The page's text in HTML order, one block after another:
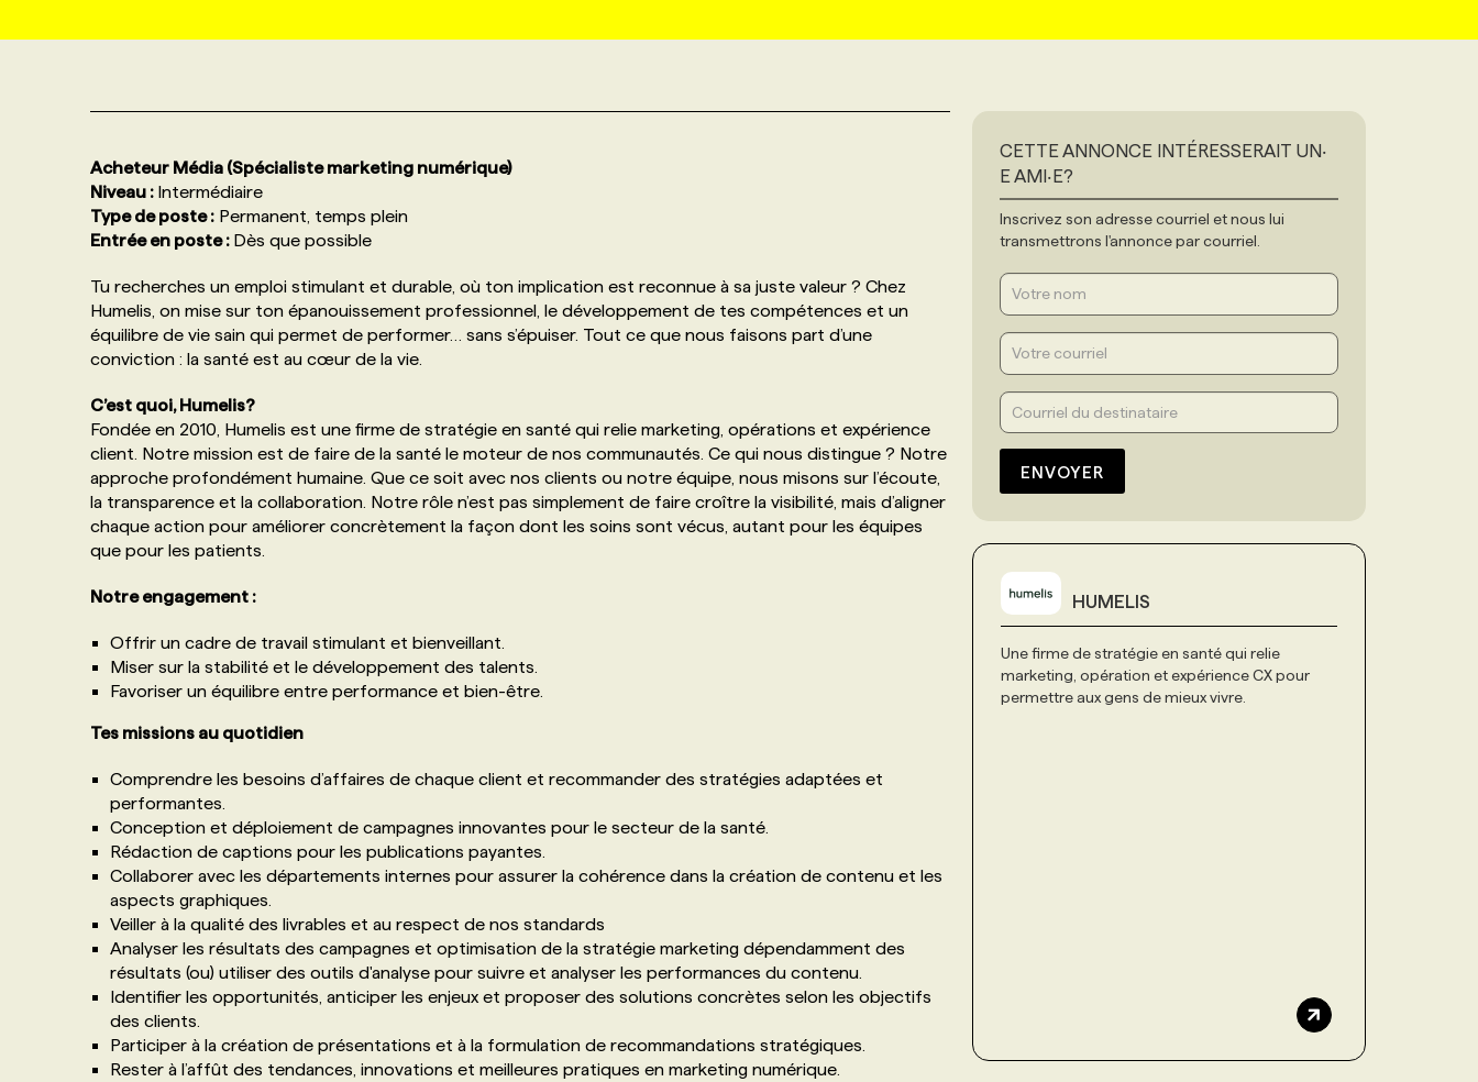
FAQ
ANNONCEZ AVEC NOUS
Acheteur Média (Spécialiste marketing numérique)
Niveau : Intermédiaire
Type de poste : Permanent, temps plein
Entrée en poste : Dès que possible
Tu recherches un emploi stimulant et durable, où ton implication est reconnue à sa juste valeur ? Chez
Humelis, on mise sur ton épanouissement professionnel, le développement de tes compétences et un
équilibre de vie sain qui permet de performer… sans s’épuiser. Tout ce que nous faisons part d’une
conviction : la santé est au cœur de la vie.
C’est quoi, Humelis?
Fondée en 2010, Humelis est une firme de stratégie en santé qui relie marketing, opérations et expérience
client. Notre mission est de faire de la santé le moteur de nos communautés. Ce qui nous distingue ? Notre
approche profondément humaine. Que ce soit avec nos clients ou notre équipe, nous misons sur l’écoute,
la transparence et la collaboration. Notre rôle n’est pas simplement de faire croître la visibilité, mais d’aligner
chaque action pour améliorer concrètement la façon dont les soins sont vécus, autant pour les équipes
que pour les patients.
Notre engagement :
Offrir un cadre de travail stimulant et bienveillant.
Miser sur la stabilité et le développement des talents.
Favoriser un équilibre entre performance et bien-être.
Tes missions au quotidien
Comprendre les besoins d’affaires de chaque client et recommander des stratégies adaptées et
performantes.
Conception et déploiement de campagnes innovantes pour le secteur de la santé.
Rédaction de captions pour les publications payantes.
Collaborer avec les départements internes pour assurer la cohérence dans la création de contenu et les
aspects graphiques.
Veiller à la qualité des livrables et au respect de nos standards
Analyser les résultats des campagnes et optimisation de la stratégie marketing dépendamment des
résultats (ou) utiliser des outils d'analyse pour suivre et analyser les performances du contenu.
Identifier les opportunités, anticiper les enjeux et proposer des solutions concrètes selon les objectifs
des clients.
Participer à la création de présentations et à la formulation de recommandations stratégiques.
Rester à l’affût des tendances, innovations et meilleures pratiques en marketing numérique.
CETTE ANNONCE INTÉRESSERAIT UN‧
E AMI‧E?
Inscrivez son adresse courriel et nous lui
transmettrons l'annonce par courriel.
ENVOYER
HUMELIS
Une firme de stratégie en santé qui relie
marketing, opération et expérience CX pour
permettre aux gens de mieux vivre.